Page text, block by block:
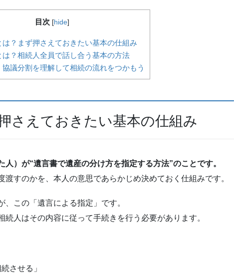
目次 [hide]
は？まず押さえておきたい基本の仕組み
は？相続人全員で話し合う基本の方法
議分割を理解して相続の流れをつかもう
さえておきたい基本の仕組み
）が“遺言書で遺産の分け方を指定する方法”のことです。
すのかを、本人の意思であらかじめ決めておく仕組みです。
この「遺言による指定」です。
人はその内容に従って手続きを行う必要があります。
させる」